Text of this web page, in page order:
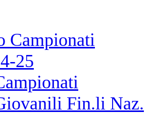
Campionati
25
Fin.li Naz.